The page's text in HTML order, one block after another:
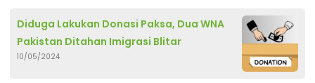
Diduga Lakukan Donasi Paksa, Dua WNA
Pakistan Ditahan Imigrasi Blitar
10/05/2024